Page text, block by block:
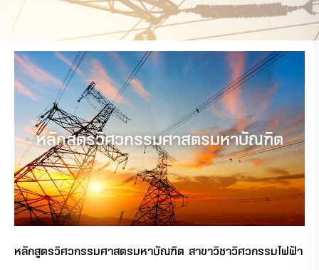
หลักสูตรวิศวกรรมศาสตรมหาบัณฑิต
หลักสูตรวิศวกรรมศาสตรมหาบัณฑิต สาขาวิชาวิศวกรรมไฟฟ้า